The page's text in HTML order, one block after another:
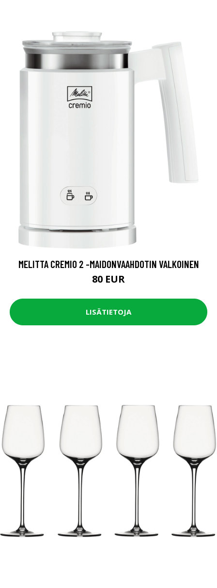
MELITTA CREMIO 2 -MAIDONVAAHDOTIN VALKOINEN
80 EUR
LISÄTIETOJA